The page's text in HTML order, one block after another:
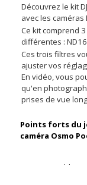
Découvrez le kit
avec les caméras
Ce kit comprend
différentes :
Ces trois filtres
ajuster vos
En vidéo, vous
qu'en
prises de vue
Points forts du
caméra Osmo
Compatible
Facile à